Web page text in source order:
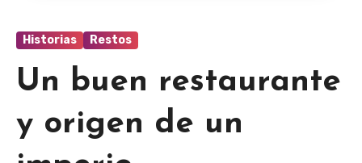
Historias Restos
Un buen restaurante
y origen de un